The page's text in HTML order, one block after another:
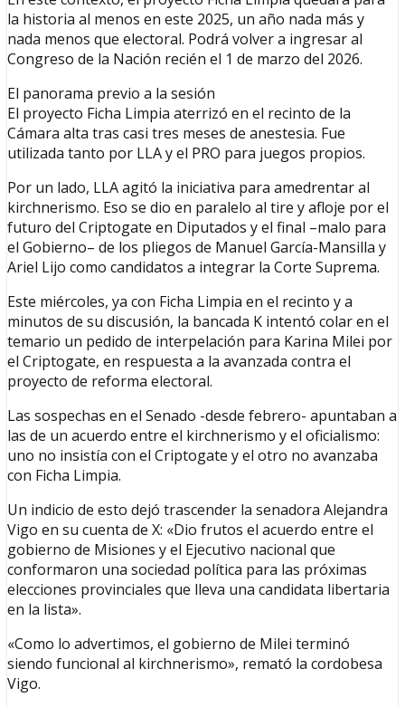
la historia al menos en este 2025, un año nada más y
nada menos que electoral. Podrá volver a ingresar al
Congreso de la Nación recién el 1 de marzo del 2026.
El panorama previo a la sesión
El proyecto Ficha Limpia aterrizó en el recinto de la
Cámara alta tras casi tres meses de anestesia. Fue
utilizada tanto por LLA y el PRO para juegos propios.
Por un lado, LLA agitó la iniciativa para amedrentar al
kirchnerismo. Eso se dio en paralelo al tire y afloje por el
futuro del Criptogate en Diputados y el final –malo para
el Gobierno– de los pliegos de Manuel García-Mansilla y
Ariel Lijo como candidatos a integrar la Corte Suprema.
Este miércoles, ya con Ficha Limpia en el recinto y a
minutos de su discusión, la bancada K intentó colar en el
temario un pedido de interpelación para Karina Milei por
el Criptogate, en respuesta a la avanzada contra el
proyecto de reforma electoral.
Las sospechas en el Senado -desde febrero- apuntaban a
las de un acuerdo entre el kirchnerismo y el oficialismo:
uno no insistía con el Criptogate y el otro no avanzaba
con Ficha Limpia.
Un indicio de esto dejó trascender la senadora Alejandra
Vigo en su cuenta de X: «Dio frutos el acuerdo entre el
gobierno de Misiones y el Ejecutivo nacional que
conformaron una sociedad política para las próximas
elecciones provinciales que lleva una candidata libertaria
en la lista».
«Como lo advertimos, el gobierno de Milei terminó
siendo funcional al kirchnerismo», remató la cordobesa
Vigo.